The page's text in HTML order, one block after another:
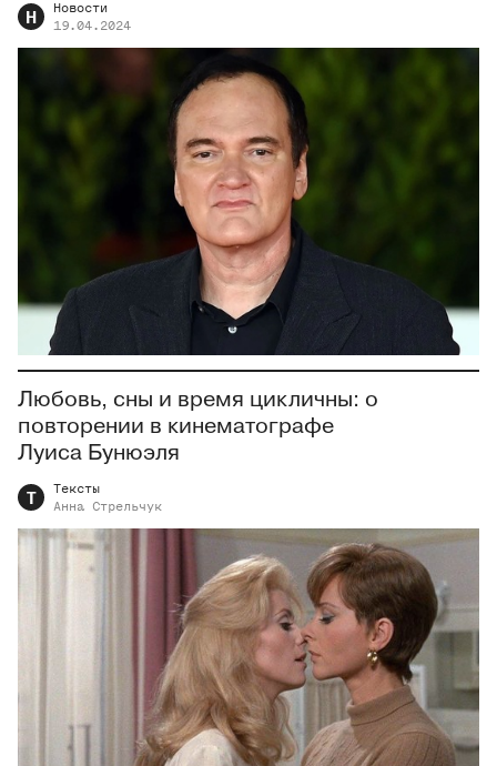
Н
Новости
19.04.2024
Любовь, сны и время цикличны: о
повторении в кинематографе
Луиса Бунюэля
Т
Тексты
Анна
Стрельчук